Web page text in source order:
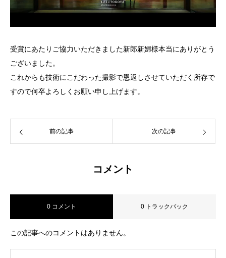
受賞にあたりご協力いただきました新郎新婦様本当にありがとう
ございました。
これからも技術にこだわった撮影で恩返しさせていただく所存で
すので何卒よろしくお願い申し上げます。
前の記事 次の記事
コメント
0 コメント 0 トラックバック
この記事へのコメントはありません。